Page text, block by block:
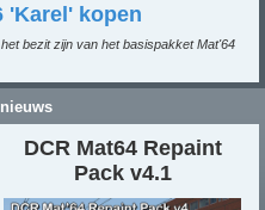
'Karel' kopen
bezit zijn van het basispakket Mat'64
DCR Mat64 Repaint
Pack v4.1